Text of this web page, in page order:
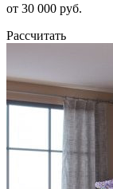
от 30 000 руб.
Рассчитать